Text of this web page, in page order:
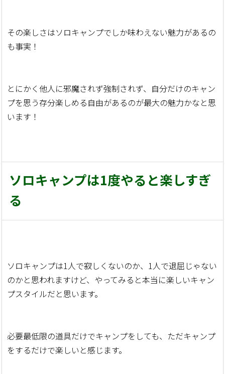
その楽しさはソロキャンプでしか味わえない魅力があるの
も事実！
とにかく他人に邪魔されず強制されず、自分だけのキャン
プを思う存分楽しめる自由があるのが最大の魅力かなと思
います！
ソロキャンプは1度やると楽しすぎ
る
ソロキャンプは1人で寂しくないのか、1人で退屈じゃない
のかと思われますけど、やってみると本当に楽しいキャン
プスタイルだと思います。
必要最低限の道具だけでキャンプをしても、ただキャンプ
をするだけで楽しいと感じます。